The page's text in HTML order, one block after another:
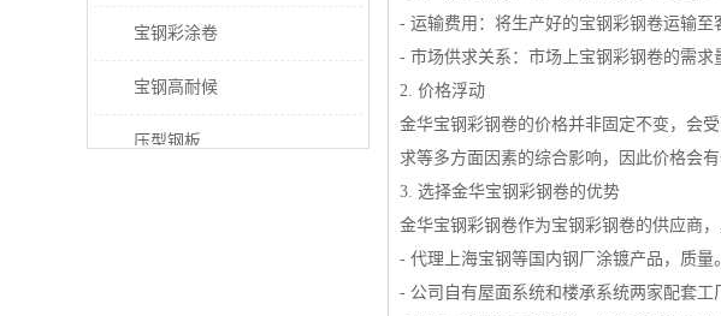
宝钢彩涂卷
宝钢高耐候
压型钢板
- 运输费用：将生产好的宝钢彩钢卷运输至
- 市场供求关系：市场上宝钢彩钢卷的需求
2. 价格浮动
金华宝钢彩钢卷的价格并非固定不变，会
求等多方面因素的综合影响，因此价格会
3. 选择金华宝钢彩钢卷的优势
金华宝钢彩钢卷作为宝钢彩钢卷的供应商，
- 代理上海宝钢等国内钢厂涂镀产品，质量。
- 公司自有屋面系统和楼承系统两家配套工